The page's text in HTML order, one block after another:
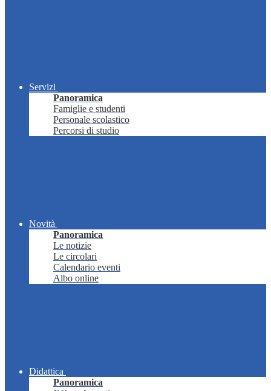
Servizi
Panoramica
Famiglie e studenti
Personale scolastico
Percorsi di studio
Novità
Panoramica
Le notizie
Le circolari
Calendario eventi
Albo online
Didattica
Panoramica